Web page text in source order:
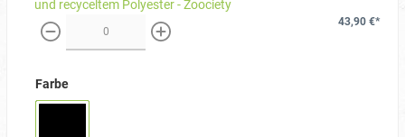
und recyceltem Polyester - Zoociety
weniger mehr
43,90 €*
Farbe